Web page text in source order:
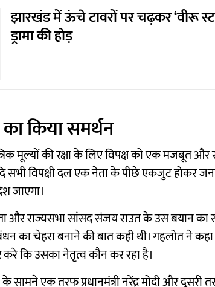
झारखंड में ऊंचे टावरों पर चढ़कर ‘वीरू
ड्रामा की होड़
किया समर्थन
मूल्यों की रक्षा के लिए विपक्ष को एक मजबूत और
सभी विपक्षी दल एक नेता के पीछे एकजुट होकर
जाएगा।
और राज्यसभा सांसद संजय राउत के उस बयान का
का चेहरा बनाने की बात कही थी। गहलोत ने
करे कि उसका नेतृत्व कौन कर रहा है।
एक तरफ प्रधानमंत्री नरेंद्र मोदी और दूसरी